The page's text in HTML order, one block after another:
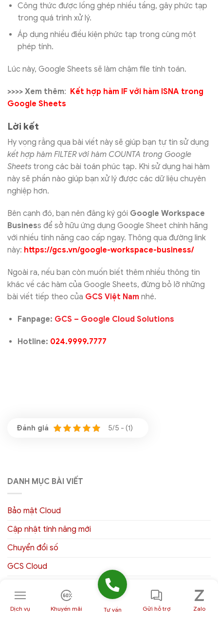
Công thức được lồng ghép nhiều tầng, gây phức tạp
trong quá trình xử lý.
Áp dụng nhiều điều kiện phức tạp trong cùng một
phép tính.
Lúc này, Google Sheets sẽ làm chậm file tính toán.
>>>> Xem thêm: Kết hợp hàm IF với hàm ISNA trong
Google Sheets
Lời kết
Hy vọng rằng qua bài viết này sẽ giúp bạn tự tin sử dụng
kết hợp hàm FILTER với hàm COUNTA trong Google
Sheets trong các bài toán phúc tạp. Khi sử dụng hai hàm
này sẽ phần nào giúp bạn xử lý được các dữ liệu chuyên
nghiệp hơn.
Bên cạnh đó, bạn nên đăng ký gói Google Workspace
Business để sở hữu ứng dụng Google Sheet chính hãng
với nhiều tính năng cao cấp ngay. Thông qua đường link
này: https://gcs.vn/google-workspace-business/
Ngoài ra, nếu bạn còn muốn biết thêm nhiều thông tin
khác về các hàm của Google Sheets, đừng bỏ lỡ những
bài viết tiếp theo của GCS Việt Nam nhé.
Fanpage: GCS – Google Cloud Solutions
Hotline: 024.9999.7777
5/5 - (1)
DANH MỤC BÀI VIẾT
Bảo mật Cloud
Cập nhật tính năng mới
Chuyển đổi số
GCS Cloud
Gmail và giao tiếp đội nhóm
Hướng dẫn quản trị Google Workspace
Dịch vụ Khuyến mãi Tư vấn Gửi hỗ trợ Zalo